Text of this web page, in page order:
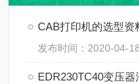
CAB打印机的选型资
发布时间：2020-04-18
EDR230TC40变压器